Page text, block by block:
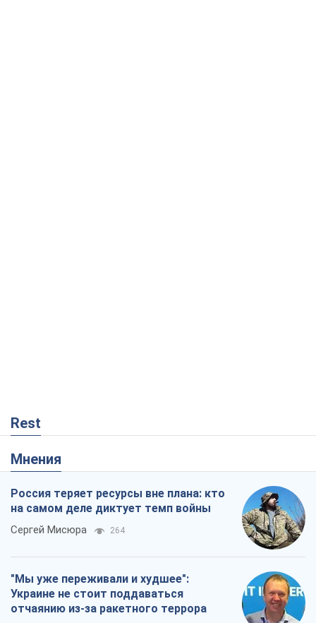
Rest
Мнения
Россия теряет ресурсы вне плана: кто
на самом деле диктует темп войны
Сергей Мисюра 264
"Мы уже переживали и худшее":
Украине не стоит поддаваться
отчаянию из-за ракетного террора